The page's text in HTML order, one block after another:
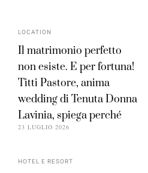
LOCATION
Il matrimonio perfetto
non esiste. E per fortuna!
Titti Pastore, anima
wedding di Tenuta Donna
Lavinia, spiega perché
23 LUGLIO 2026
HOTEL E RESORT